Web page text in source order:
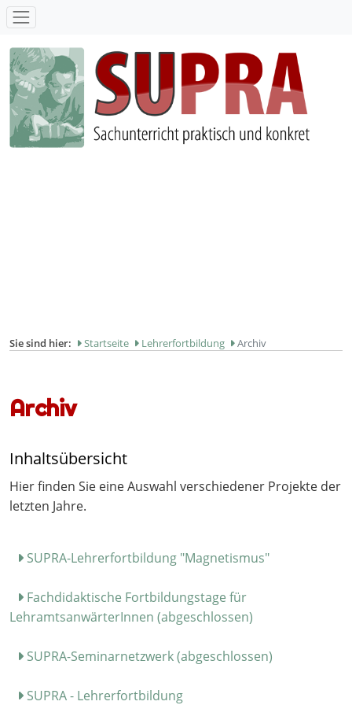
SUPRA - Sachunterricht praktisch und konkret
Sie sind hier: Startseite Lehrerfortbildung Archiv
Archiv
Inhaltsübersicht
Hier finden Sie eine Auswahl verschiedener Projekte der
letzten Jahre.
SUPRA-Lehrerfortbildung "Magnetismus"
Fachdidaktische Fortbildungstage für
LehramtsanwärterInnen (abgeschlossen)
SUPRA-Seminarnetzwerk (abgeschlossen)
SUPRA - Lehrerfortbildung